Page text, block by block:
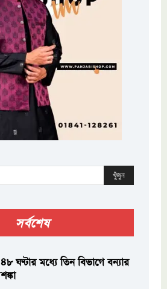
খুঁজুন
সর্বশেষ
৪৮ ঘণ্টার মধ্যে তিন বিভাগে বন্যার
শঙ্কা